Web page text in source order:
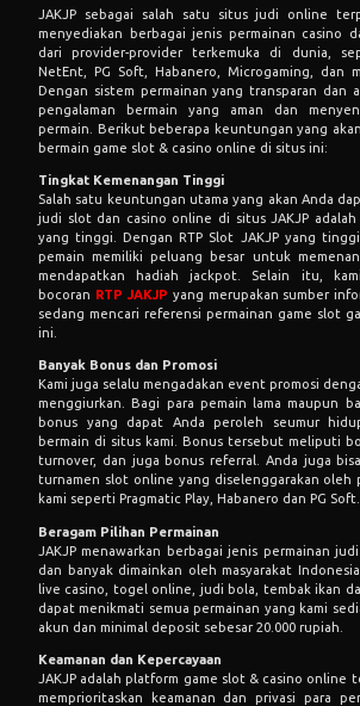
JAKJP sebagai salah satu situs judi online
menyediakan berbagai jenis permainan casino
dari provider-provider terkemuka di dunia,
NetEnt, PG Soft, Habanero, Microgaming, dan
Dengan sistem permainan yang transparan dan
pengalaman bermain yang aman dan
permain. Berikut beberapa keuntungan yang
bermain game slot & casino online di situs ini:
Tingkat Kemenangan Tinggi
Salah satu keuntungan utama yang akan Anda
judi slot dan casino online di situs JAKJP
yang tinggi. Dengan RTP Slot JAKJP yang
pemain memiliki peluang besar untuk
mendapatkan hadiah jackpot. Selain itu,
bocoran RTP JAKJP yang merupakan sumber
sedang mencari referensi permainan game slot
ini.
Banyak Bonus dan Promosi
Kami juga selalu mengadakan event promosi
menggiurkan. Bagi para pemain lama maupun
bonus yang dapat Anda peroleh seumur
bermain di situs kami. Bonus tersebut meliputi
turnover, dan juga bonus referral. Anda juga
turnamen slot online yang diselenggarakan oleh
kami seperti Pragmatic Play, Habanero dan PG Soft.
Beragam Pilihan Permainan
JAKJP menawarkan berbagai jenis permainan
dan banyak dimainkan oleh masyarakat
live casino, togel online, judi bola, tembak ikan
dapat menikmati semua permainan yang kami
akun dan minimal deposit sebesar 20.000 rupiah.
Keamanan dan Kepercayaan
JAKJP adalah platform game slot & casino online
memprioritaskan keamanan dan privasi para